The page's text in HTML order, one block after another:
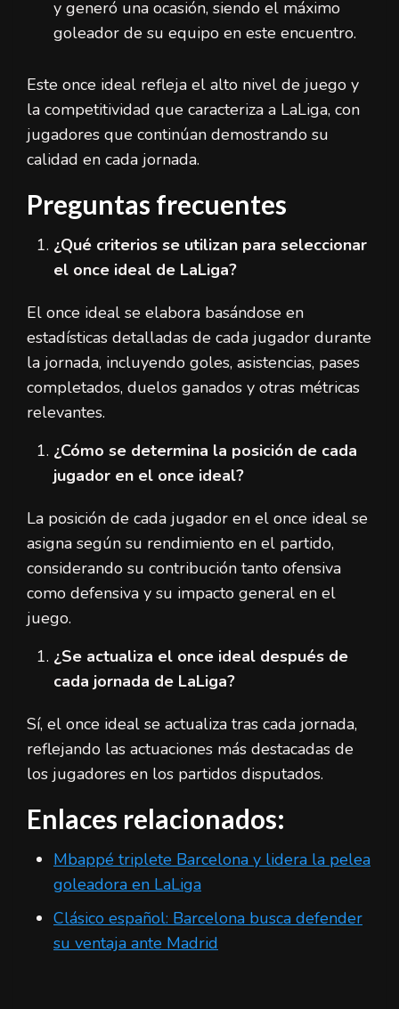
y generó una ocasión, siendo el máximo
goleador de su equipo en este encuentro.
Este once ideal refleja el alto nivel de juego y
la competitividad que caracteriza a LaLiga, con
jugadores que continúan demostrando su
calidad en cada jornada.
Preguntas frecuentes
¿Qué criterios se utilizan para seleccionar
el once ideal de LaLiga?
El once ideal se elabora basándose en
estadísticas detalladas de cada jugador durante
la jornada, incluyendo goles, asistencias, pases
completados, duelos ganados y otras métricas
relevantes.
¿Cómo se determina la posición de cada
jugador en el once ideal?
La posición de cada jugador en el once ideal se
asigna según su rendimiento en el partido,
considerando su contribución tanto ofensiva
como defensiva y su impacto general en el
juego.
¿Se actualiza el once ideal después de
cada jornada de LaLiga?
Sí, el once ideal se actualiza tras cada jornada,
reflejando las actuaciones más destacadas de
los jugadores en los partidos disputados.
Enlaces relacionados:
Mbappé triplete Barcelona y lidera la pelea
goleadora en LaLiga
Clásico español: Barcelona busca defender
su ventaja ante Madrid